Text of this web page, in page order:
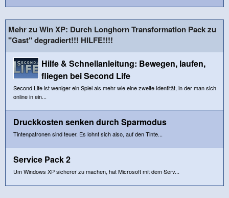
Mehr zu Win XP: Durch Longhorn Transformation Pack zu
"Gast" degradiert!!! HILFE!!!!
Hilfe & Schnellanleitung: Bewegen, laufen,
fliegen bei Second Life
Second Life ist weniger ein Spiel als mehr wie eine zweite Identität, in der man sich
online in ein...
Druckkosten senken durch Sparmodus
Tintenpatronen sind teuer. Es lohnt sich also, auf den Tinte...
Service Pack 2
Um Windows XP sicherer zu machen, hat Microsoft mit dem Serv...